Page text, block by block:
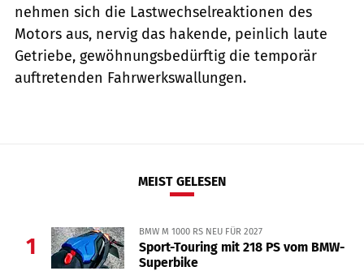
nehmen sich die Lastwechselreaktionen des
Motors aus, nervig das hakende, peinlich laute
Getriebe, gewöhnungsbedürftig die temporär
auftretenden Fahrwerkswallungen.
MEIST GELESEN
1
BMW M 1000 RS NEU FÜR 2027
Sport-Touring mit 218 PS vom BMW-
Superbike